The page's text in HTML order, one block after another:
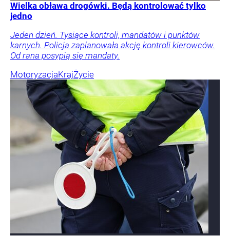
Wielka obława drogówki. Będą kontrolować tylko
jedno
Jeden dzień. Tysiące kontroli, mandatów i punktów
karnych. Policja zaplanowała akcję kontroli kierowców.
Od rana posypią się mandaty.
MotoryzacjaKrajŻycie